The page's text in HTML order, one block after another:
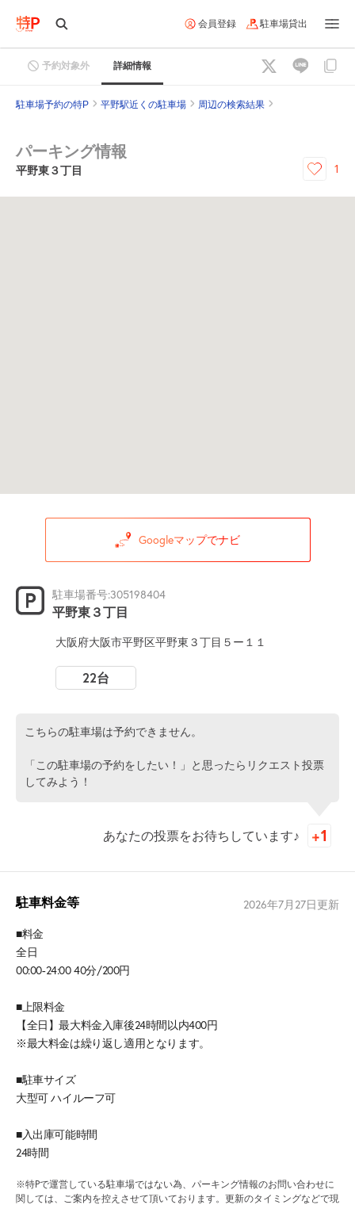
会員登録 駐車場貸出
予約対象外 詳細情報
駐車場予約の特P 平野駅近くの駐車場 周辺の検索結果
パーキング情報
平野東３丁目 1
Googleマップでナビ
駐車場番号:305198404
平野東３丁目
大阪府大阪市平野区平野東３丁目５ー１１
22台
こちらの駐車場は予約できません。
「この駐車場の予約をしたい！」と思ったらリクエスト投票
してみよう！
あなたの投票をお待ちしています♪
駐車料金等 2026年7月27日更新
■料金
全日
00:00-24:00 40分/200円
■上限料金
【全日】最大料金入庫後24時間以内400円
※最大料金は繰り返し適用となります。
■駐車サイズ
大型可 ハイルーフ可
■入出庫可能時間
24時間
※特Pで運営している駐車場ではない為、パーキング情報のお問い合わせに
関しては、ご案内を控えさせて頂いております。更新のタイミングなどで現